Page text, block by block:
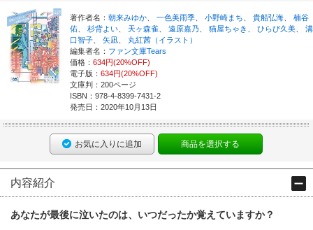
著作者名： 朝来みゆか 一色美雨季 小野崎まち 貴船弘海
楠谷
佑
杉背よい 天ヶ森雀 遠原嘉乃 猫屋ちゃき ひらび久美
溝
口智子
矢凪
丸紅茜（イラスト）
編集者名： ファン文庫Tears
価格： 634円(20%OFF)
電子版： 634円(20%OFF)
文庫判：200ページ
ISBN：978-4-8399-7431-2
発売日：2020年10月13日
お気に入りに追加 商品を選択する
内容紹介
あなたが最後に泣いたのは、いつだったか覚えていますか？